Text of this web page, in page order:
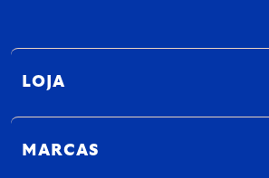
LOJA
MARCAS